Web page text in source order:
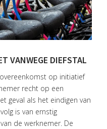
VANWEGE DIEFSTAL
op initiatief
recht op een
geval als het eindigen van
is van ernstig
de werknemer. De